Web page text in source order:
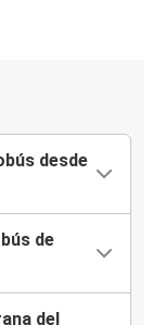
desde
de
del